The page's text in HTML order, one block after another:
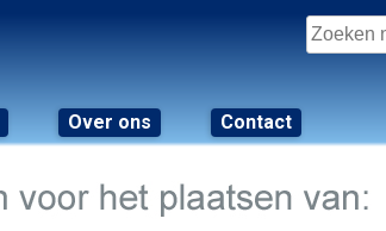
Zoeken
naar:
Over ons Contact